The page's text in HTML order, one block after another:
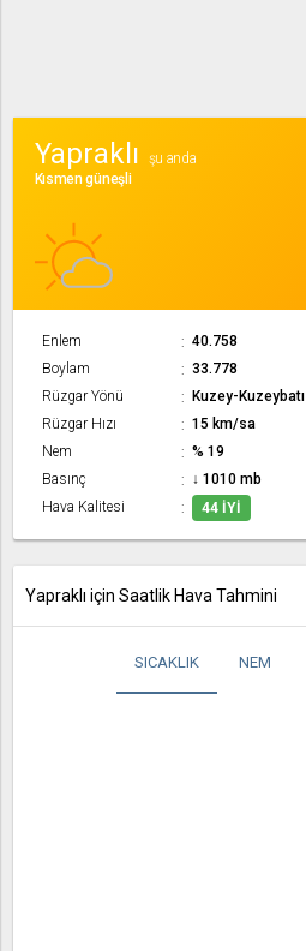
Yapraklı
şu anda
Kısmen güneşli
Enlem
40.758
Boylam
33.778
Rüzgar Yönü
Kuzey-Kuzeybatı
Rüzgar Hızı
15 km/sa
Nem
% 19
Basınç
↓ 1010 mb
Hava Kalitesi
44 İYI
Yapraklı için Saatlik Hava Tahmini
SICAKLIK NEM